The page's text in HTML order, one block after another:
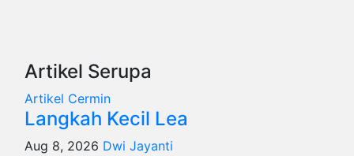
Artikel Serupa
Artikel Cermin
Langkah Kecil Lea
Aug 8, 2026 Dwi Jayanti